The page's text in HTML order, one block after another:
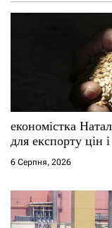
економістка
для експорту цін
6 Серпня, 2026